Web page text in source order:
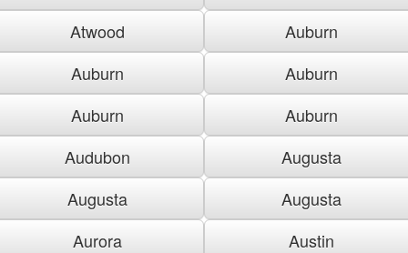
Atwood
Auburn
Auburn
Auburn
Auburn
Auburn
Audubon
Augusta
Augusta
Augusta
Aurora
Austin